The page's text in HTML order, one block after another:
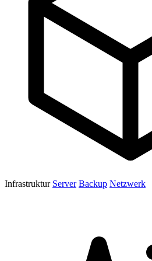
Infrastruktur Server Backup Netzwerk